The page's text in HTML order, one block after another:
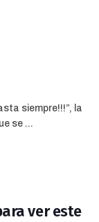
siempre!!!”, la
se ...
ver este